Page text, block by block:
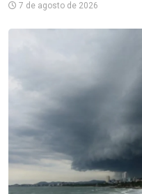
7 de agosto de 2026